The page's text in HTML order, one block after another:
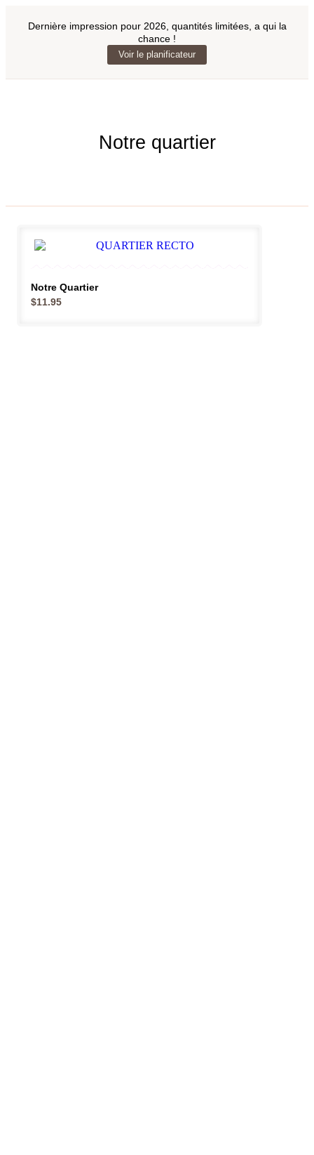
Dernière impression pour 2026, quantités limitées, a qui la
chance !
Voir le planificateur
Notre quartier
Notre Quartier
$11.95